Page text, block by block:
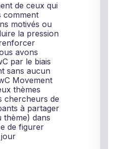
de ceux qui
comment
motivés ou
la pression
avons
par le biais
sans aucun
Movement
thèmes
chercheurs de
à partager
dans
de figurer